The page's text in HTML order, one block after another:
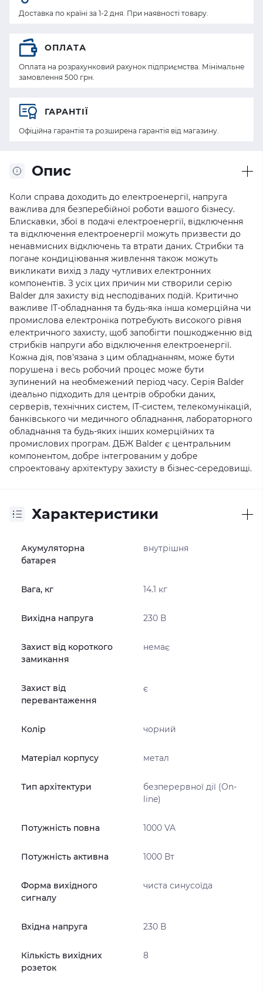
Опис
Коли справа доходить до електроенергії, напруга
важлива для безперебійної роботи вашого бізнесу.
Блискавки, збої в подачі електроенергії, відключення
та відключення електроенергії можуть призвести до
ненавмисних відключень та втрати даних. Стрибки та
погане кондиціювання живлення також можуть
викликати вихід з ладу чутливих електронних
компонентів. З усіх цих причин ми створили серію
Balder для захисту від несподіваних подій. Критично
важливе ІТ-обладнання та будь-яка інша комерційна чи
промислова електроніка потребують високого рівня
електричного захисту, щоб запобігти пошкодженню від
стрибків напруги або відключення електроенергії.
Кожна дія, пов'язана з цим обладнанням, може бути
порушена і весь робочий процес може бути
зупинений на необмежений період часу. Серія Balder
ідеально підходить для центрів обробки даних,
серверів, технічних систем, ІТ-систем, телекомунікацій,
банківського чи медичного обладнання, лабораторного
обладнання та будь-яких інших комерційних та
промислових програм. ДБЖ Balder є центральним
компонентом, добре інтегрованим у добре
спроектовану архітектуру захисту в бізнес-середовищі.
Характеристики
Акумуляторна
батарея
внутрішня
Вага, кг 14.1 кг
Вихідна напруга 230 В
Захист від короткого
замикання
немає
Захист від
перевантаження
є
Колір чорний
Матеріал корпусу метал
Тип архітектури
безперервної дії (On-
line)
Потужність повна 1000 VA
Потужність активна 1000 Вт
Форма вихідного
сигналу
чиста синусоїда
Вхідна напруга 230 В
Кількість вихідних
розеток
8
Доставка по країні за 1-2 дня. При наявності товару.
ОПЛАТА
Оплата на розрахунковий рахунок підприємства. Мінімальне
замовлення 500 грн.
ГАРАНТІЇ
Офіційна гарантія та розширена гарантія від магазину.